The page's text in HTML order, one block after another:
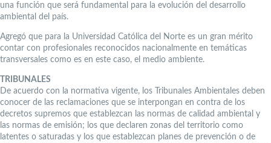
una función que será fundamental para la evolución del desarrollo
ambiental del país.
Agregó que para la Universidad Católica del Norte es un gran mérito
contar con profesionales reconocidos nacionalmente en temáticas
transversales como es en este caso, el medio ambiente.
TRIBUNALES
De acuerdo con la normativa vigente, los Tribunales Ambientales deben
conocer de las reclamaciones que se interpongan en contra de los
decretos supremos que establezcan las normas de calidad ambiental y
las normas de emisión; los que declaren zonas del territorio como
latentes o saturadas y los que establezcan planes de prevención o de